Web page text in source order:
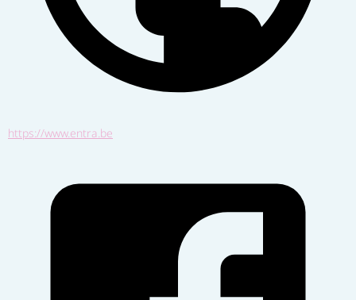
https://www.entra.be